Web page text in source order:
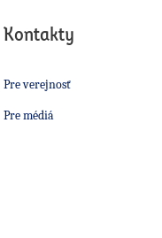
Kontakty
Pre verejnosť
Pre médiá